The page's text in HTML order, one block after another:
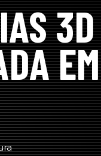
EM